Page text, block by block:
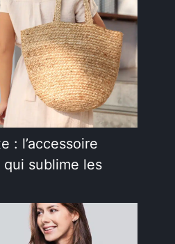
: l’accessoire
sublime les